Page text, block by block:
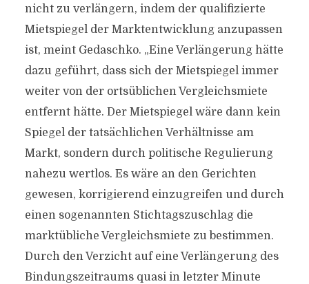
nicht zu verlängern, indem der qualifizierte
Mietspiegel der Marktentwicklung anzupassen
ist, meint Gedaschko. „Eine Verlängerung hätte
dazu geführt, dass sich der Mietspiegel immer
weiter von der ortsüblichen Vergleichsmiete
entfernt hätte. Der Mietspiegel wäre dann kein
Spiegel der tatsächlichen Verhältnisse am
Markt, sondern durch politische Regulierung
nahezu wertlos. Es wäre an den Gerichten
gewesen, korrigierend einzugreifen und durch
einen sogenannten Stichtagszuschlag die
marktübliche Vergleichsmiete zu bestimmen.
Durch den Verzicht auf eine Verlängerung des
Bindungszeitraums quasi in letzter Minute